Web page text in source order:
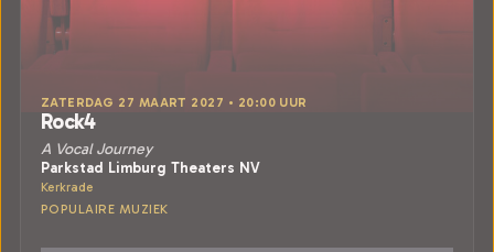
ZATERDAG 27 MAART 2027 • 20:00 UUR
Rock4
A Vocal Journey
Parkstad Limburg Theaters NV
Kerkrade
POPULAIRE MUZIEK